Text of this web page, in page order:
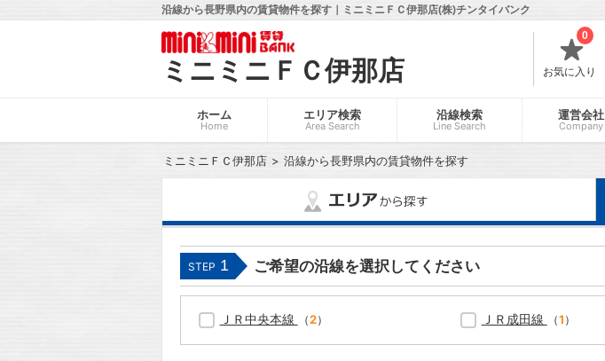
沿線から長野県内の賃貸物件を探す｜ミニミニＦＣ伊那店(株)チンタイバンク
ミニミニＦＣ伊那店 お気に入り
0
ホーム
Home
エリア検索
Area Search
沿線検索
Line Search
運営会社
Company
ミニミニＦＣ伊那店 沿線から長野県内の賃貸物件を探す
STEP 1 ご希望の沿線を選択してください
ＪＲ中央本線 （2） ＪＲ成田線 （1）